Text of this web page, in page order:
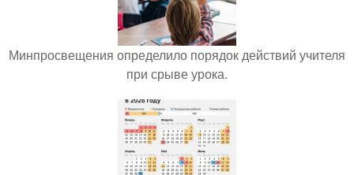
Минпросвещения определило порядок действий учителя
при срыве урока.